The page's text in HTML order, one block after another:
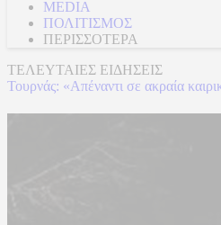
MEDIA
ΠΟΛΙΤΙΣΜΟΣ
ΠΕΡΙΣΣΟΤΕΡΑ
ΤΕΛΕΥΤΑΙΕΣ ΕΙΔΗΣΕΙΣ
Τουρνάς: «Απέναντι σε ακραία